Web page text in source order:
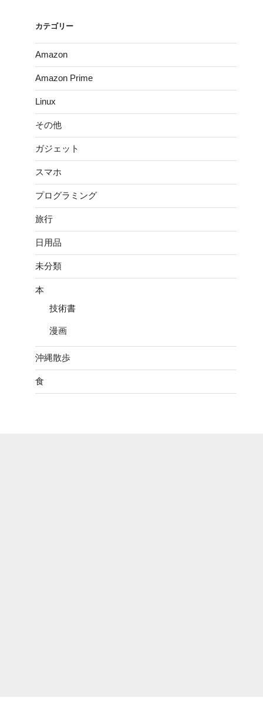
ス
を
日
本
語
に
戻
す”
の
カテゴリー
Amazon
Amazon Prime
Linux
その他
ガジェット
スマホ
プログラミング
旅行
日用品
未分類
本
技術書
漫画
沖縄散歩
食